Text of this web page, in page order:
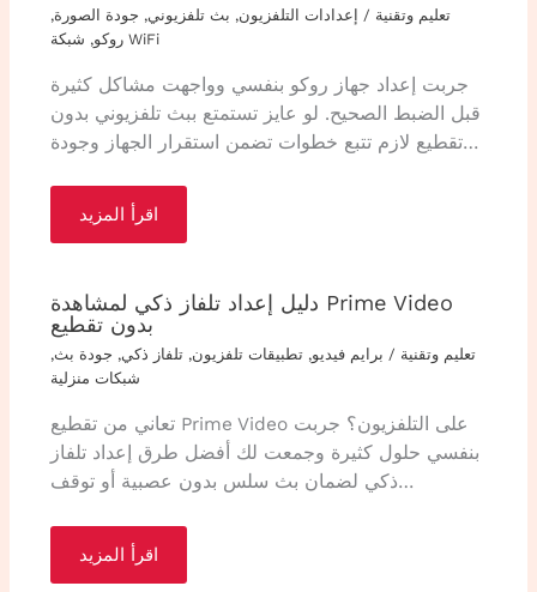
تعليم وتقنية / إعدادات التلفزيون, بث تلفزيوني, جودة الصورة,
روكو, شبكة WiFi
جربت إعداد جهاز روكو بنفسي وواجهت مشاكل كثيرة
قبل الضبط الصحيح. لو عايز تستمتع ببث تلفزيوني بدون
تقطيع لازم تتبع خطوات تضمن استقرار الجهاز وجودة…
اقرأ المزيد
دليل إعداد تلفاز ذكي لمشاهدة Prime Video
بدون تقطيع
تعليم وتقنية / برايم فيديو,تطبيقات تلفزيون,تلفاز ذكي, جودة بث,
شبكات منزلية
تعاني من تقطيع Prime Video على التلفزيون؟ جربت
بنفسي حلول كثيرة وجمعت لك أفضل طرق إعداد تلفاز
ذكي لضمان بث سلس بدون عصبية أو توقف…
اقرأ المزيد